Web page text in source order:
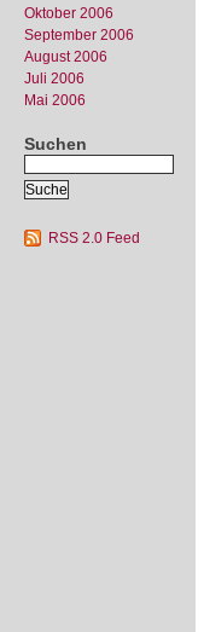
Oktober 2006
September 2006
August 2006
Juli 2006
Mai 2006
Suchen
RSS 2.0 Feed